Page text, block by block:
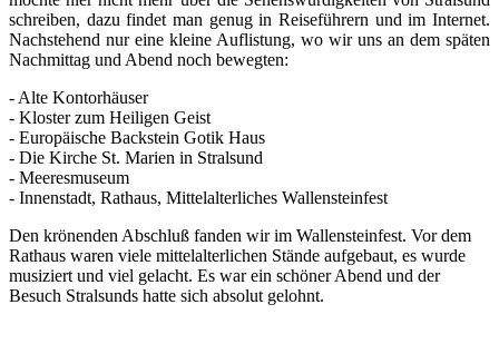
schreiben, dazu findet man genug in Reiseführern und im Internet.
Nachstehend nur eine kleine Auflistung, wo wir uns an dem späten
Nachmittag und Abend noch bewegten:
- Alte Kontorhäuser
- Kloster zum Heiligen Geist
- Europäische Backstein Gotik Haus
- Die Kirche St. Marien in Stralsund
- Meeresmuseum
- Innenstadt, Rathaus, Mittelalterliches Wallensteinfest
Den krönenden Abschluß fanden wir im Wallensteinfest. Vor dem
Rathaus waren viele mittelalterlichen Stände aufgebaut, es wurde
musiziert und viel gelacht. Es war ein schöner Abend und der
Besuch Stralsunds hatte sich absolut gelohnt.